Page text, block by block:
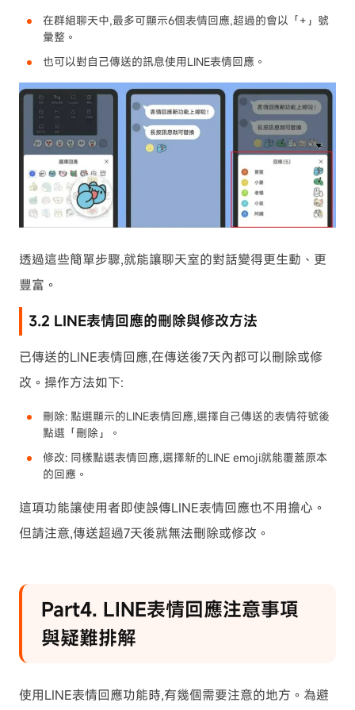
在群組聊天中,最多可顯示6個表情回應,超過的會以「+」號
彙整。
也可以對自己傳送的訊息使用LINE表情回應。
透過這些簡單步驟,就能讓聊天室的對話變得更生動、更
豐富。
3.2 LINE表情回應的刪除與修改方法
已傳送的LINE表情回應,在傳送後7天內都可以刪除或修
改。操作方法如下:
刪除: 點選顯示的LINE表情回應,選擇自己傳送的表情符號後
點選「刪除」。
修改: 同樣點選表情回應,選擇新的LINE emoji就能覆蓋原本
的回應。
這項功能讓使用者即使誤傳LINE表情回應也不用擔心。
但請注意,傳送超過7天後就無法刪除或修改。
Part4. LINE表情回應注意事項
與疑難排解
使用LINE表情回應功能時,有幾個需要注意的地方。為避